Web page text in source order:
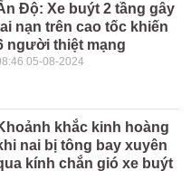
Độ: Xe buýt 2 tầng gây
nạn trên cao tốc khiến
người thiệt mạng
05-08-2024
khắc kinh hoàng
nai bị tông bay xuyên
kính chắn gió xe buýt